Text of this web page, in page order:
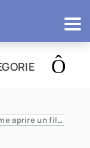
Come aprire un file RAR senza WinRAR